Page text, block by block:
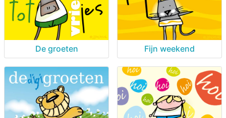
De groeten Fijn weekend